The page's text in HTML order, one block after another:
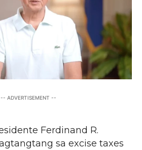
-- ADVERTISEMENT --
Ferdinand R.
sa excise taxes